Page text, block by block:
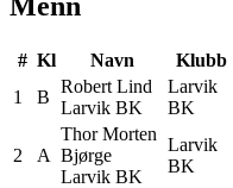
# Kl Navn Klubb
1
B
Robert Lind
Larvik BK
Larvik
BK
2 A
Thor Morten
Bjørge
Larvik BK
Larvik
BK